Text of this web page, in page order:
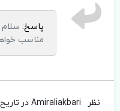
پاسخ:
مناسب
نظر Amiraliakbariدر تاریح 2021-02-23 10:41:01